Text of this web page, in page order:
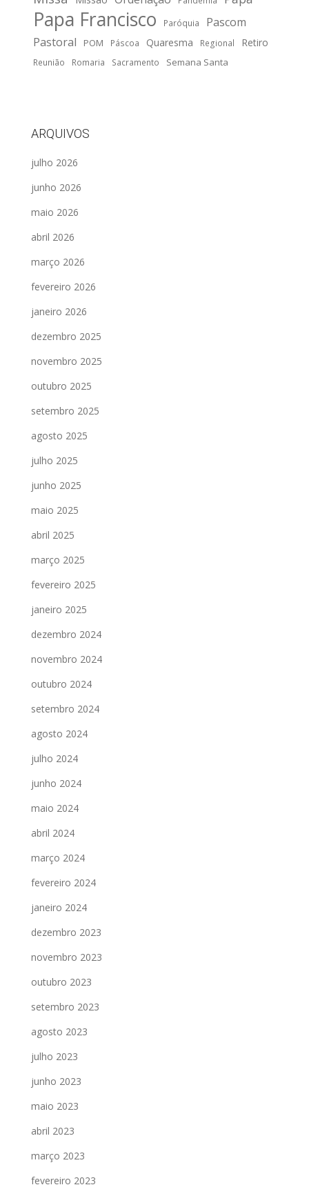
Papa Francisco Paróquia
Pascom
Pastoral
POM Páscoa Quaresma Regional Retiro
Reunião Romaria Sacramento Semana Santa
ARQUIVOS
julho 2026
junho 2026
maio 2026
abril 2026
março 2026
fevereiro 2026
janeiro 2026
dezembro 2025
novembro 2025
outubro 2025
setembro 2025
agosto 2025
julho 2025
junho 2025
maio 2025
abril 2025
março 2025
fevereiro 2025
janeiro 2025
dezembro 2024
novembro 2024
outubro 2024
setembro 2024
agosto 2024
julho 2024
junho 2024
maio 2024
abril 2024
março 2024
fevereiro 2024
janeiro 2024
dezembro 2023
novembro 2023
outubro 2023
setembro 2023
agosto 2023
julho 2023
junho 2023
maio 2023
abril 2023
março 2023
fevereiro 2023